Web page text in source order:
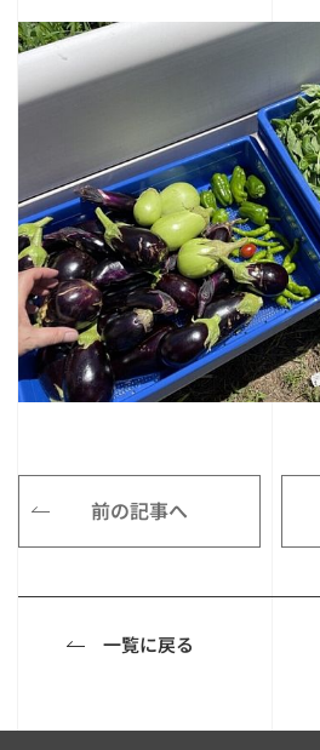
前の記事へ
一覧に戻る